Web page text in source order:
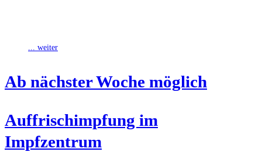
... weiter
Ab nächs­ter Woche möglich
Auf­frisch­imp­fung im
Impfzentrum